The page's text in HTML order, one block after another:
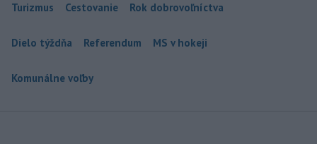
Turizmus Cestovanie Rok dobrovoľníctva
Dielo týždňa Referendum MS v hokeji
Komunálne voľby